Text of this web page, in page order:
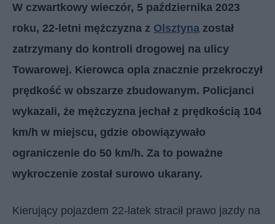
W czwartkowy wieczór, 5 października 2023
roku, 22-letni mężczyzna z Olsztyna został
zatrzymany do kontroli drogowej na ulicy
Towarowej. Kierowca opla znacznie przekroczył
prędkość w obszarze zbudowanym. Policjanci
wykazali, że mężczyzna jechał z prędkością 104
km/h w miejscu, gdzie obowiązywało
ograniczenie do 50 km/h. Za to poważne
wykroczenie został surowo ukarany.
Kierujący pojazdem 22-latek stracił prawo jazdy na